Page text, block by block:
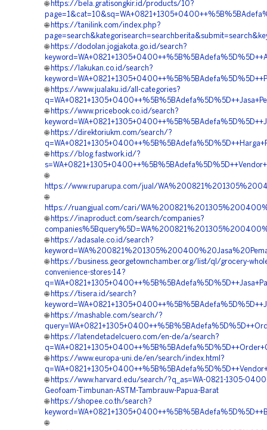
🌐 https://bela.gratisongkir.id/products/10?
🌐 https://tanilink.com/index.php?
🌐 https://dodolan.jogjakota.go.id/search?
🌐 https://lakukan.co.id/search?
🌐 https://www.jualaku.id/all-categories?
🌐 https://www.pricebook.co.id/search?
🌐 https://direktoriukm.com/search/?
🌐 https://blog.fastwork.id/?
🌐
https://www.ruparupa.com/jual/
🌐
https://ruangjual.com/cari/
🌐 https://inaproduct.com/search/companies?
🌐 https://adasale.co.id/search?
🌐 https://business.georgetownchamber.org/list/ql/grocery-
convenience-stores-14?
🌐 https://tisera.id/search?
🌐 https://mashable.com/search/?
🌐 https://latendetadelcuero.com/en-de/a/search?
🌐 https://www.europa-uni.de/en/search/index.html?
🌐 https://www.harvard.edu/search/?q_as=WA-0821-1305-
Geofoam-Timbunan-ASTM-Tambrauw-Papua-Barat
🌐 https://shopee.co.th/search?
🌐